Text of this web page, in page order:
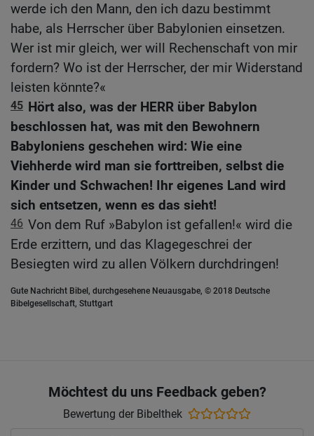
werde ich den Mann, den ich dazu bestimmt
habe, als Herrscher über Babylonien einsetzen.
Wer ist mir gleich, wer will Rechenschaft von mir
fordern? Wo ist der Herrscher, der mir Widerstand
leisten könnte?«
45 Hört also, was der HERR über Babylon
beschlossen hat, was mit den Bewohnern
Babyloniens geschehen wird: Wie eine
Viehherde wird man sie forttreiben, selbst die
Kinder und Schwachen! Ihr eigenes Land wird
sich entsetzen, wenn es das sieht!
46 Von dem Ruf »Babylon ist gefallen!« wird die
Erde erzittern, und das Klagegeschrei der
Besiegten wird zu allen Völkern durchdringen!
Gute Nachricht Bibel, durchgesehene Neuausgabe, © 2018 Deutsche
Bibelgesellschaft, Stuttgart
Möchtest du uns Feedback geben?
Bewertung der Bibelthek